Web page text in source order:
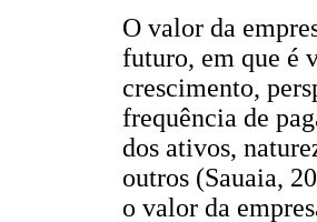
O valor da
futuro, em que é
crescimento,
frequência de
dos ativos,
outros (Sauaia,
o valor da